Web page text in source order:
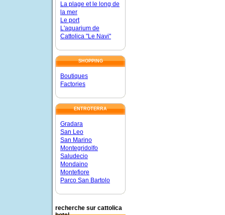
La plage et le long de
la mer
Le port
L'aquarium de
Cattolica "Le Navi"
SHOPPING
Boutiques
Factories
ENTROTERRA
Gradara
San Leo
San Marino
Montegridolfo
Saludecio
Mondaino
Montefiore
Parco San Bartolo
recherche sur cattolica